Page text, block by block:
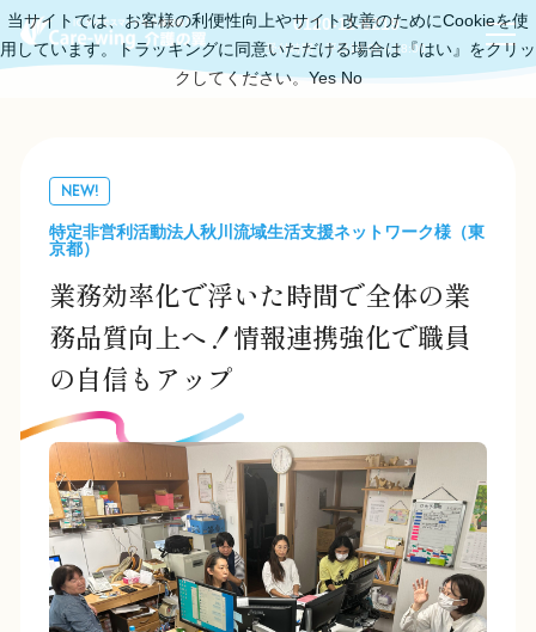
0120-11-6219
受付時間：平日10:00～18:00
NEW!
特定非営利活動法人秋川流域生活支援ネットワーク様（東
京都）
業務効率化で浮いた時間で全体の業
務品質向上へ！情報連携強化で職員
の自信もアップ
当サイトでは、お客様の利便性向上やサイト改善のためにCookieを使
用しています。トラッキングに同意いただける場合は『はい』をクリッ
クしてください。Yes No